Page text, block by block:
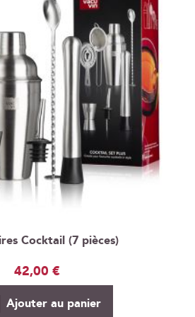
Cocktail (7 pièces)
42,00 €
Ajouter au panier